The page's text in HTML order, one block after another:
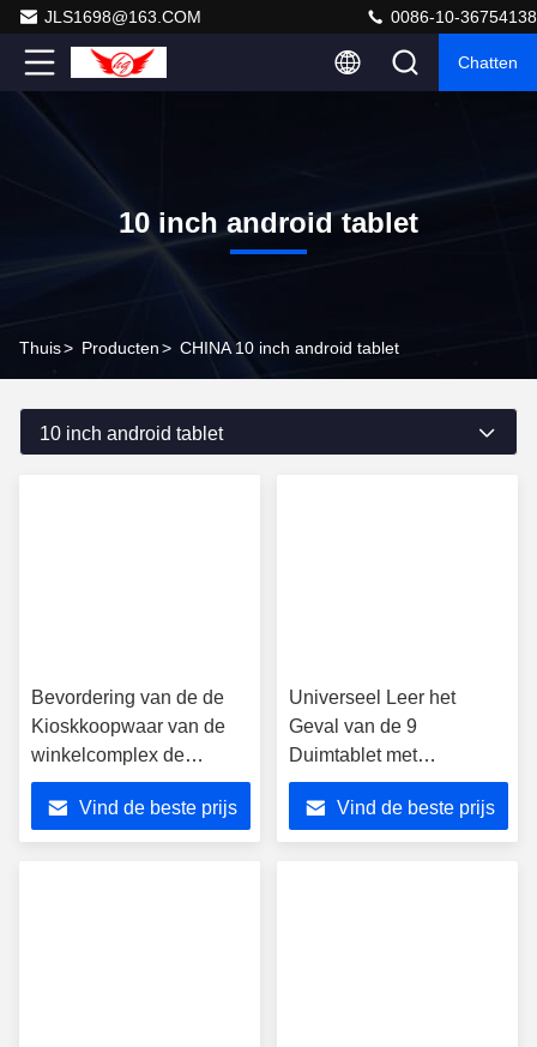
JLS1698@163.COM 0086-10-36754138
Chatten
10 inch android tablet
Thuis> Producten> CHINA 10 inch android tablet
10 inch android tablet
Bevordering van de de
Kioskkoopwaar van de
winkelcomplex de
Interactieve Informatie het
Scherm van de 10 Duim
multi-Aanraking
Vind de beste prijs
Universeel Leer het
Geval van de 9
Duimtablet met
Bluetooth-Toetsenbord
voor Androïde Tabletten
Vind de beste prijs